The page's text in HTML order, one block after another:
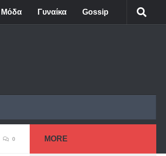
Μόδα Γυναίκα Gossip
0 MORE